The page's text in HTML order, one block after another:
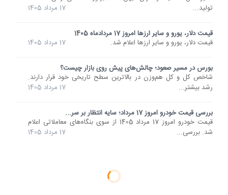
تولید...
17 مرداد 1405
قیمت دلار، یورو و سایر ارزها امروز 17 مردادماه 1405
قیمت دلار، یورو و سایر ارزها اعلام شد.
17 مرداد 1405
بورس در مسیر صعود؛ چالش‌های پیش روی بازار چیست؟
شاخص کل و کل هم‌وزن در بالاترین سطح تاریخی خود قرار دارند.
رشد بیشتر...
17 مرداد 1405
بررسی قیمت خودرو امروز 17 مرداد؛ سایه انتظار بر سر...
قیمت خودرو امروز 17 مرداد 1405 از سوی بنگاه‌های معاملاتی اعلام
شد. بررسی...
17 مرداد 1405